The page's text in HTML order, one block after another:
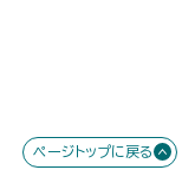
ページトップに戻る